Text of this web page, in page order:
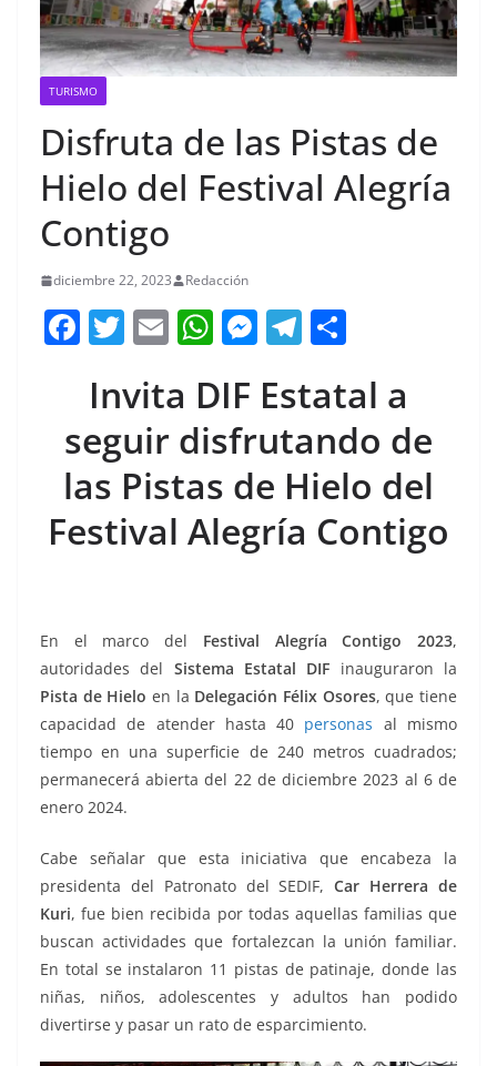
TURISMO
Disfruta de las Pistas de
Hielo del Festival Alegría
Contigo
diciembre 22, 2023 Redacción
F
c
e
b
o
o
T
itt
er
E
ai
l
W
at
s
A
p
p
M
ss
e
n
g
er
T
e
gr
a
m
m
p
ar
tir
Invita DIF Estatal a
seguir disfrutando de
las Pistas de Hielo del
Festival Alegría Contigo
En el marco del Festival Alegría Contigo 2023,
autoridades del Sistema Estatal DIF inauguraron la
Pista de Hielo en la Delegación Félix Osores, que tiene
capacidad de atender hasta 40 personas al mismo
tiempo en una superficie de 240 metros cuadrados;
permanecerá abierta del 22 de diciembre 2023 al 6 de
enero 2024.
Cabe señalar que esta iniciativa que encabeza la
presidenta del Patronato del SEDIF,Car Herrera de
Kuri, fue bien recibida por todas aquellas familias que
buscan actividades que fortalezcan la unión familiar.
En total se instalaron 11 pistas de patinaje, donde las
niñas, niños, adolescentes y adultos han podido
divertirse y pasar un rato de esparcimiento.